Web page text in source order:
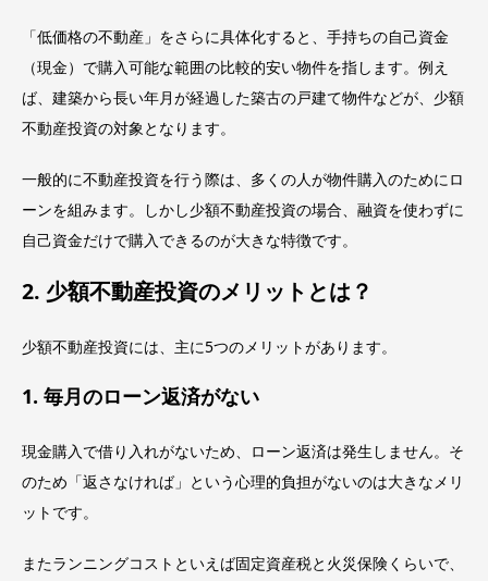
「低価格の不動産」をさらに具体化すると、手持ちの自己資金
（現金）で購入可能な範囲の比較的安い物件を指します。例え
ば、建築から長い年月が経過した築古の戸建て物件などが、少額
不動産投資の対象となります。
一般的に不動産投資を行う際は、多くの人が物件購入のためにロ
ーンを組みます。しかし少額不動産投資の場合、融資を使わずに
自己資金だけで購入できるのが大きな特徴です。
2. 少額不動産投資のメリットとは？
少額不動産投資には、主に5つのメリットがあります。
1. 毎月のローン返済がない
現金購入で借り入れがないため、ローン返済は発生しません。そ
のため「返さなければ」という心理的負担がないのは大きなメリ
ットです。
またランニングコストといえば固定資産税と火災保険くらいで、